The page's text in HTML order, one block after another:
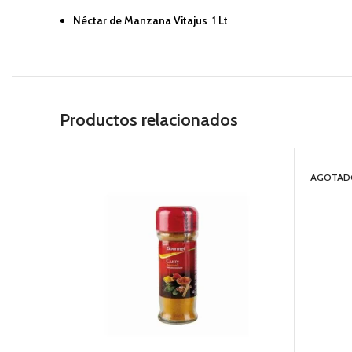
Néctar de Manzana Vitajus 1 Lt
Productos relacionados